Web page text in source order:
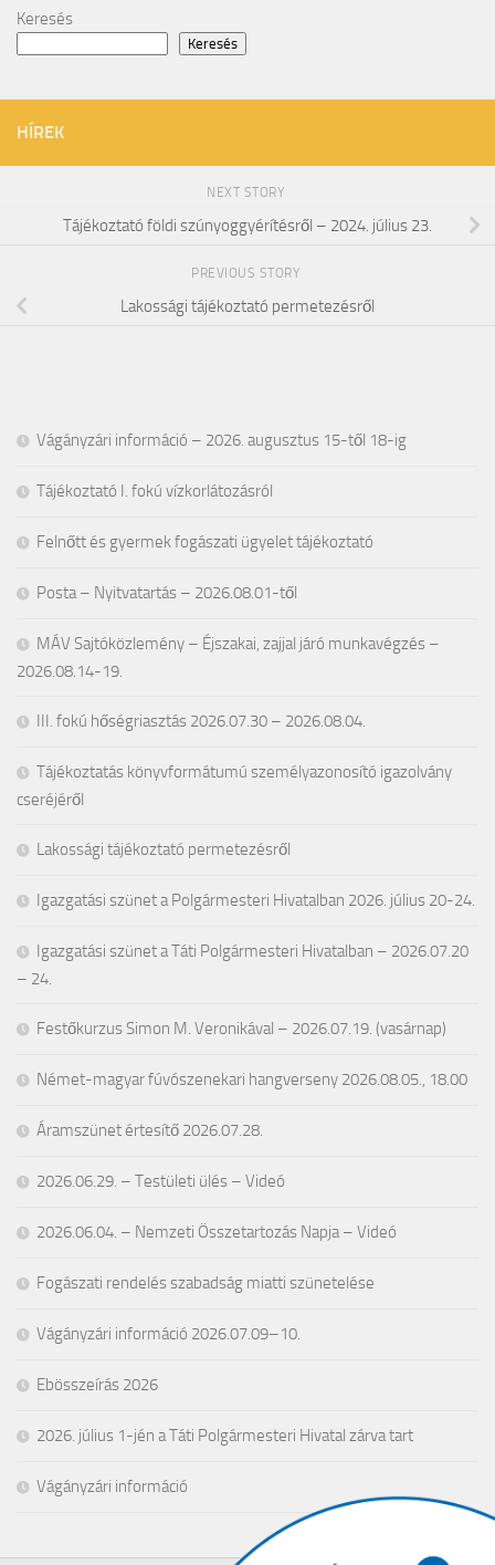
Keresés
Keresés
HÍREK
NEXT STORY
Tájékoztató földi szúnyoggyérítésről – 2024. július 23.
PREVIOUS STORY
Lakossági tájékoztató permetezésről
Vágányzári információ – 2026. augusztus 15-től 18-ig
Tájékoztató I. fokú vízkorlátozásról
Felnőtt és gyermek fogászati ügyelet tájékoztató
Posta – Nyitvatartás – 2026.08.01-től
MÁV Sajtóközlemény – Éjszakai, zajjal járó munkavégzés –
2026.08.14-19.
III. fokú hőségriasztás 2026.07.30 – 2026.08.04.
Tájékoztatás könyvformátumú személyazonosító igazolvány
cseréjéről
Lakossági tájékoztató permetezésről
Igazgatási szünet a Polgármesteri Hivatalban 2026. július 20-24.
Igazgatási szünet a Táti Polgármesteri Hivatalban – 2026.07.20
– 24.
Festőkurzus Simon M. Veronikával – 2026.07.19. (vasárnap)
Német-magyar fúvószenekari hangverseny 2026.08.05., 18.00
Áramszünet értesítő 2026.07.28.
2026.06.29. – Testületi ülés – Videó
2026.06.04. – Nemzeti Összetartozás Napja – Videó
Fogászati rendelés szabadság miatti szünetelése
Vágányzári információ 2026.07.09–10.
Ebösszeírás 2026
2026. július 1-jén a Táti Polgármesteri Hivatal zárva tart
Vágányzári információ